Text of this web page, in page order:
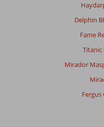
Delphin
Fame
Titanic
Mirador
Fergus